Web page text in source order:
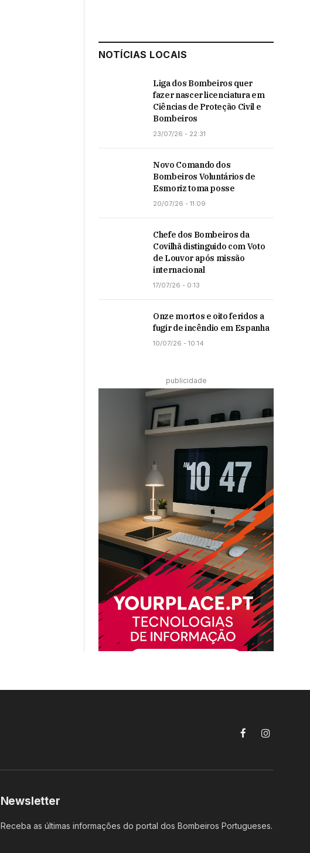
NOTÍCIAS LOCAIS
Liga dos Bombeiros quer
fazer nascer licenciatura em
Ciências de Proteção Civil e
Bombeiros
23/07/26 - 22:31
Novo Comando dos
Bombeiros Voluntários de
Esmoriz toma posse
20/07/26 - 11:09
Chefe dos Bombeiros da
Covilhã distinguido com Voto
de Louvor após missão
internacional
17/07/26 - 0:13
Onze mortos e oito feridos a
fugir de incêndio em Espanha
10/07/26 - 10:14
publicidade
FacebookInstagram
Newsletter
Receba as últimas informações do portal dos Bombeiros Portugueses.